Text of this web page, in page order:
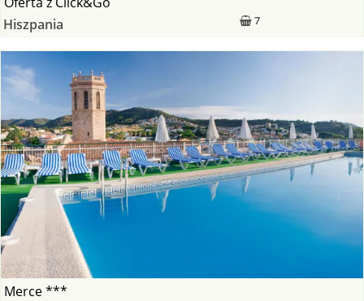
7
Hiszpania
Merce ***